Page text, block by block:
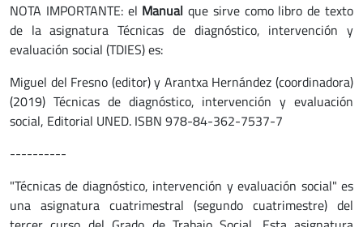
NOTA IMPORTANTE: el Manual que sirve como libro de texto
de la asignatura Técnicas de diagnóstico, intervención y
evaluación social (TDIES) es:
Miguel del Fresno (editor) y Arantxa Hernández (coordinadora)
(2019) Técnicas de diagnóstico, intervención y evaluación
social, Editorial UNED. ISBN 978-84-362-7537-7
----------
"Técnicas de diagnóstico, intervención y evaluación social" es
una asignatura cuatrimestral (segundo cuatrimestre) del